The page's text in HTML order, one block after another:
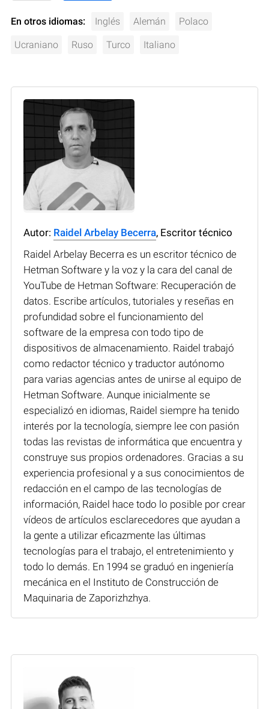
En otros idiomas: Inglés Alemán Polaco
Ucraniano Ruso Turco Italiano
Autor: Raidel Arbelay Becerra, Escritor técnico
Raidel Arbelay Becerra es un escritor técnico de
Hetman Software y la voz y la cara del canal de
YouTube de Hetman Software: Recuperación de
datos. Escribe artículos, tutoriales y reseñas en
profundidad sobre el funcionamiento del
software de la empresa con todo tipo de
dispositivos de almacenamiento. Raidel trabajó
como redactor técnico y traductor autónomo
para varias agencias antes de unirse al equipo de
Hetman Software. Aunque inicialmente se
especializó en idiomas, Raidel siempre ha tenido
interés por la tecnología, siempre lee con pasión
todas las revistas de informática que encuentra y
construye sus propios ordenadores. Gracias a su
experiencia profesional y a sus conocimientos de
redacción en el campo de las tecnologías de
información, Raidel hace todo lo posible por crear
vídeos de artículos esclarecedores que ayudan a
la gente a utilizar eficazmente las últimas
tecnologías para el trabajo, el entretenimiento y
todo lo demás. En 1994 se graduó en ingeniería
mecánica en el Instituto de Construcción de
Maquinaria de Zaporizhzhya.